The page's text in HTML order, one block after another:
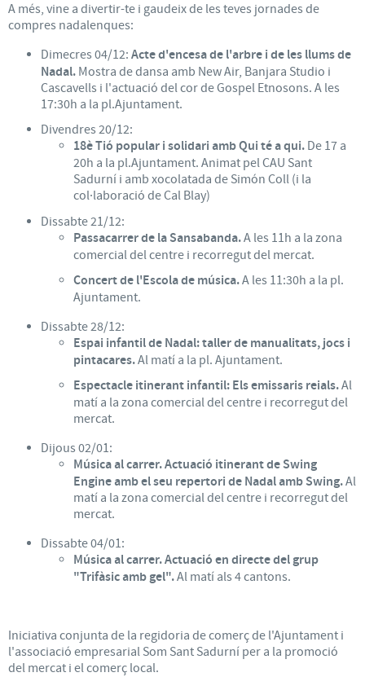
A més, vine a divertir-te i gaudeix de les teves jornades de
compres nadalenques:
Dimecres 04/12: Acte d'encesa de l'arbre i de les llums de
Nadal. Mostra de dansa amb New Air, Banjara Studio i
Cascavells i l'actuació del cor de Gospel Etnosons. A les
17:30h a la pl.Ajuntament.
Divendres 20/12:
18è Tió popular i solidari amb Qui té a qui. De 17 a
20h a la pl.Ajuntament. Animat pel CAU Sant
Sadurní i amb xocolatada de Simón Coll (i la
col·laboració de Cal Blay)
Dissabte 21/12:
Passacarrer de la Sansabanda.A les 11h a la zona
comercial del centre i recorregut del mercat.
Concert de l'Escola de música.A les 11:30h a la pl.
Ajuntament.
Dissabte 28/12:
Espai infantil de Nadal: taller de manualitats, jocs i
pintacares.Al matí a la pl. Ajuntament.
Espectacle itinerant infantil: Els emissaris reials.Al
matí a la zona comercial del centre i recorregut del
mercat.
Dijous 02/01:
Música al carrer. Actuació itinerant de Swing
Engine amb el seu repertori de Nadal amb Swing.Al
matí a la zona comercial del centre i recorregut del
mercat.
Dissabte 04/01:
Música al carrer.Actuació en directe del grup
"Trifàsic amb gel".Al matí als 4 cantons.
Iniciativa conjunta de la regidoria de comerç de l'Ajuntament i
l'associació empresarial Som Sant Sadurní per a la promoció
del mercat i el comerç local.